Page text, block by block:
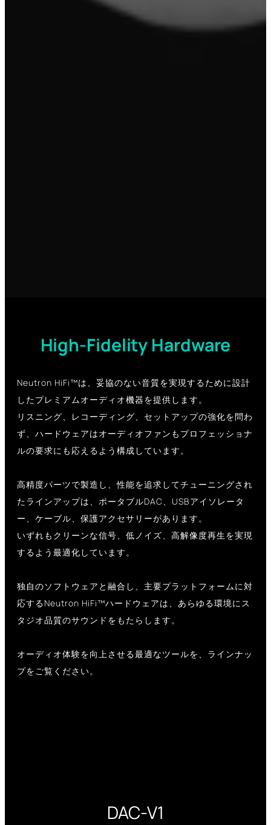
High-Fidelity Hardware
Neutron HiFi™は、妥協のない音質を実現するために設計
したプレミアムオーディオ機器を提供します。
リスニング、レコーディング、セットアップの強化を問わ
ず、ハードウェアはオーディオファンもプロフェッショナ
ルの要求にも応えるよう構成しています。
高精度パーツで製造し、性能を追求してチューニングされ
たラインアップは、ポータブルDAC、USBアイソレータ
ー、ケーブル、保護アクセサリーがあります。
いずれもクリーンな信号、低ノイズ、高解像度再生を実現
するよう最適化しています。
独自のソフトウェアと融合し、主要プラットフォームに対
応するNeutron HiFi™ハードウェアは、あらゆる環境にス
タジオ品質のサウンドをもたらします。
オーディオ体験を向上させる最適なツールを、ラインナッ
プをご覧ください。
DAC-V1